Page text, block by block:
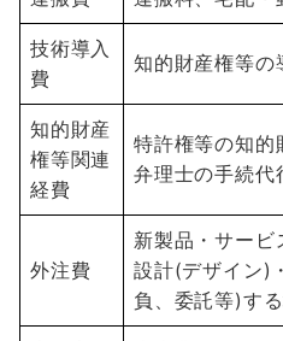
技術導入
費
知的財産権等の
知的財産
権等関連
経費
特許権等の知的
弁理士の手続代
外注費
新製品・サービ
設計(デザイン)
負、委託等)す